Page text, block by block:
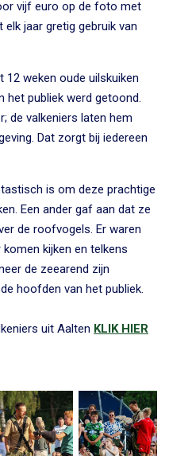
vijf euro op de foto met
jaar gretig gebruik van
weken oude uilskuiken
het publiek werd getoond.
de valkeniers laten hem
Dat zorgt bij iedereen
is om deze prachtige
Een ander gaf aan dat ze
de roofvogels. Er waren
kijken en telkens
de zeearend zijn
hoofden van het publiek.
uit Aalten KLIK HIER